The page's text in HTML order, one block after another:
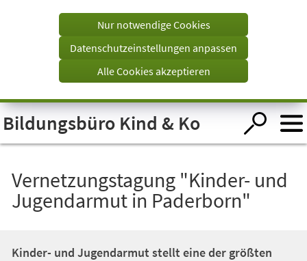
Visuelle
Assistenzsoftware
öffnen.
einem
Tab)
Nur notwendige Cookies
Datenschutzeinstellungen anpassen
Alle Cookies akzeptieren
Bildungsbüro Kind & Ko
Vernetzungstagung "Kinder- und
Jugendarmut in Paderborn"
Kinder- und Jugendarmut stellt eine der größten